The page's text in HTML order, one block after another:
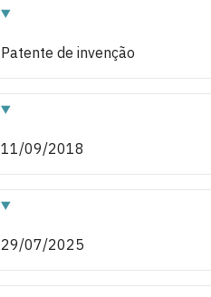
Patente de invenção
11/09/2018
29/07/2025